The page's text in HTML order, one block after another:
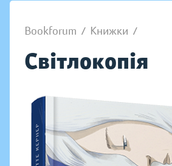
Bookforum / Книжки /
Світлокопія